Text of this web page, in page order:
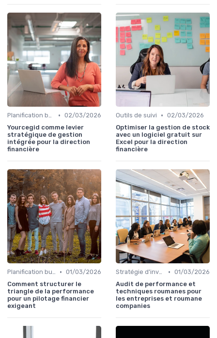
Planification budgétaire • 02/03/2026
Yourcegid comme levier
stratégique de gestion
intégrée pour la direction
financière
Outils de suivi • 02/03/2026
Optimiser la gestion de stock
avec un logiciel gratuit sur
Excel pour la direction
financière
Planification budgétaire • 01/03/2026
Comment structurer le
triangle de la performance
pour un pilotage financier
exigeant
Stratégie d'investissement • 01/03/2026
Audit de performance et
techniques roumanes pour
les entreprises et roumane
companies